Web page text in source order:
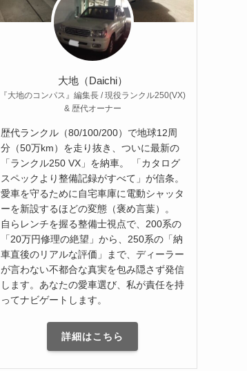
大地（Daichi）
『大地のコンパス』編集長 / 現役ランクル250(VX)
& 歴代オーナー
歴代ランクル（80/100/200）で地球12周
分（50万km）を走り抜き、ついに最新の
「ランクル250 VX」を納車。 「カタログ
スペックより整備記録がすべて」が信条。
愛車を守るために自宅車庫に電動シャッタ
ーを新設するほどの変態（褒め言葉）。
自らレンチを握る整備士視点で、200系の
「20万円修理の絶望」から、250系の「納
車直後のリアルな評価」まで、ディーラー
が言わない不都合な真実を包み隠さず発信
します。あなたの愛車選び、私が責任を持
ってナビゲートします。
詳細はこちら